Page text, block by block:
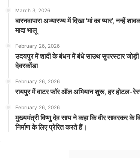
March 3, 2026
बारनवापारा अभ्यारण्य में दिखा ‘मां का प्यार’, नन्हें
मादा भालू
February 26, 2026
उदयपुर में शादी के बंधन में बंधे साउथ सुपरस्टार जोड़ी
देवरकोंडा
February 26, 2026
रायपुर में वाटर फॉर ऑल अभियान शुरू, हर होटल-
February 26, 2026
मुख्यमंत्री विष्णु देव साय ने कहा कि वीर सावरकर के
निर्माण के लिए प्रेरित करते हैं।